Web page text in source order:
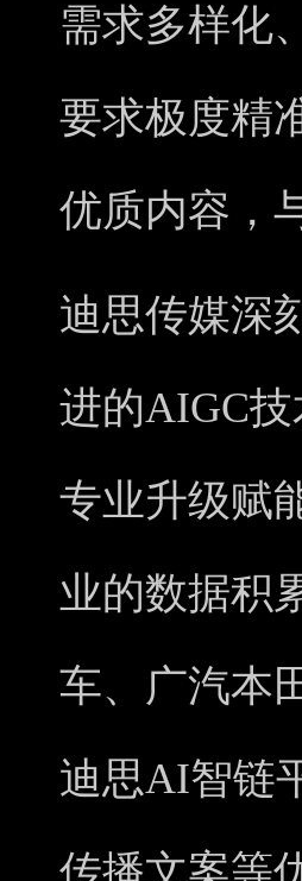
需求多样化
要求极度精
优质内容，
迪思传媒深
进的AIGC
专业升级赋
业的数据积
车、广汽本
迪思AI智链
传播文案等